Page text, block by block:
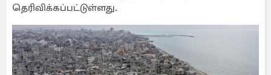
தெரிவிக்கப்பட்டுள்ளது.